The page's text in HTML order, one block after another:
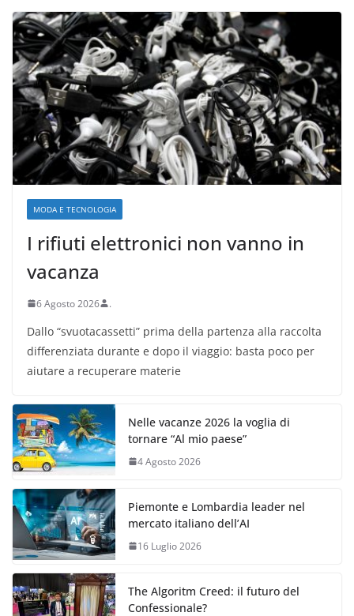
MODA E TECNOLOGIA
I rifiuti elettronici non vanno in
vacanza
6 Agosto 2026 .
Dallo “svuotacassetti” prima della partenza alla raccolta
differenziata durante e dopo il viaggio: basta poco per
aiutare a recuperare materie
Nelle vacanze 2026 la voglia di
tornare “Al mio paese”
4 Agosto 2026
Piemonte e Lombardia leader nel
mercato italiano dell’AI
16 Luglio 2026
The Algoritm Creed: il futuro del
Confessionale?